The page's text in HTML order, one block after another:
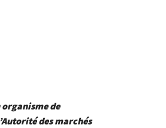
de
des marchés